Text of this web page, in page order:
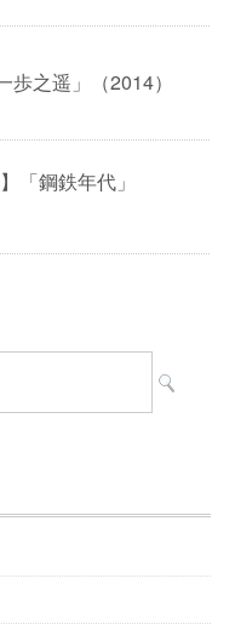
歩之遥」（2014）
「鋼鉄年代」